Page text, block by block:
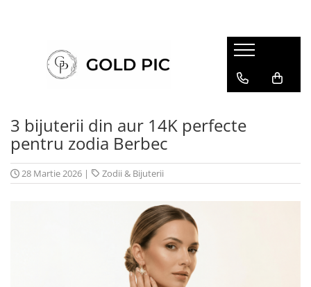
3 bijuterii din aur 14K perfecte
pentru zodia Berbec
28 Martie 2026 | Zodii & Bijuterii